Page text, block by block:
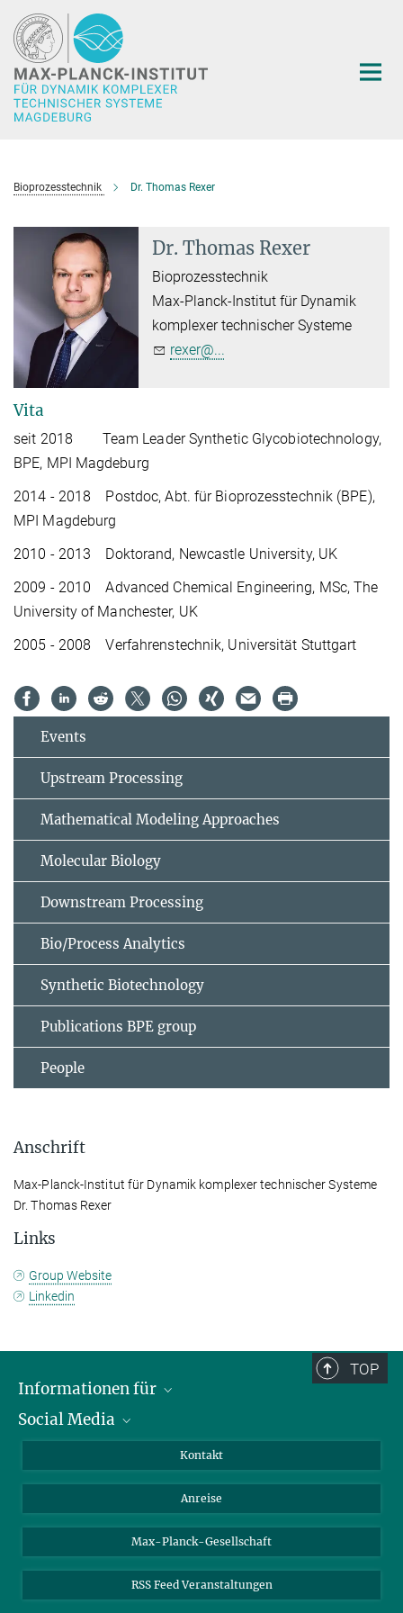
Hauptinhalt
Bioprozesstechnik Dr. Thomas Rexer
Dr. Thomas Rexer
Bioprozesstechnik
Max-Planck-Institut für Dynamik
komplexer technischer Systeme
rexer@...
Vita
seit 2018 Team Leader Synthetic Glycobiotechnology,
BPE, MPI Magdeburg
2014 - 2018 Postdoc, Abt. für Bioprozesstechnik (BPE),
MPI Magdeburg
2010 - 2013 Doktorand, Newcastle University, UK
2009 - 2010 Advanced Chemical Engineering, MSc, The
University of Manchester, UK
2005 - 2008 Verfahrenstechnik, Universität Stuttgart
Events
Upstream Processing
Mathematical Modeling Approaches
Molecular Biology
Downstream Processing
Bio/Process Analytics
Synthetic Biotechnology
Publications BPE group
People
Anschrift
Max-Planck-Institut für Dynamik komplexer technischer Systeme
Dr. Thomas Rexer
Links
Group Website
Linkedin
TOP
Informationen für
Wissenschaftlerinnen und Wissenschaftler
Bewerberinnen und Bewerber
Medienvertreter
Schülerinnen und Schüler
Social Media
YouTube
Mastodon
Kontakt
Anreise
Max-Planck-Gesellschaft
RSS Feed Veranstaltungen